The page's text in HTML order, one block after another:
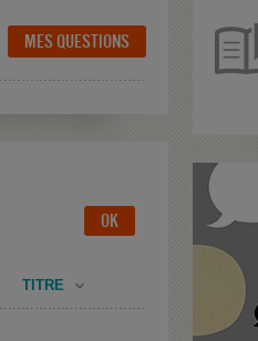
MES QUESTIONS
TITRE